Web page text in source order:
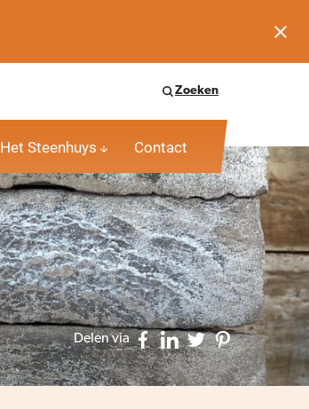
Zoeken
Het Steenhuys Contact
Delen via